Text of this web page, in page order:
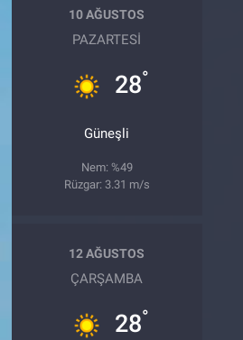
10 AĞUSTOS
PAZARTESI
28°
Güneşli
Nem: %49
Rüzgar: 3.31 m/s
12 AĞUSTOS
ÇARŞAMBA
28°